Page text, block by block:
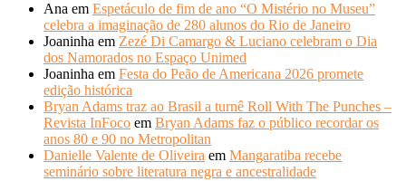
Ana em Espetáculo de fim de ano “O Mistério no Museu”
celebra a imaginação de 280 alunos do Rio de Janeiro
Joaninha em Zezé Di Camargo & Luciano celebram o Dia
dos Namorados no Espaço Unimed
Joaninha em Festa do Peão de Americana 2026 promete
edição histórica
Bryan Adams traz ao Brasil a turnê Roll With The Punches –
Revista InFoco em Bryan Adams faz o público recordar os
anos 80 e 90 no Metropolitan
Danielle Valente de Oliveira em Mangaratiba recebe
seminário sobre literatura negra e ancestralidade